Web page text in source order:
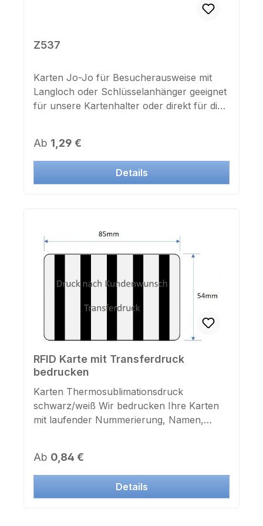
gleichen Preis Maße Druckvorlage ca. 5-6
Wochen Lieferzeit, da die Karten für Sie
bedruckt werden.
Z537
Karten Jo-Jo für Besucherausweise mit
Langloch oder Schlüsselanhänger geeignet
für unsere Kartenhalter oder direkt für die
MetallrahmenSchwarz / Silber
Regulärer Preis:
Ab 1,29 €
Details
RFID Karte mit Transferdruck
bedrucken
Karten Thermosublimationsdruck
schwarz/weiß Wir bedrucken Ihre Karten
mit laufender Nummerierung, Namen,
Firmen- oder Gästekarten.Nur für dünne
Karten bis 1mm geeignet z.b. alle K600
Minikarten und K608 können mit diesem
Regulärer Preis:
Ab 0,84 €
Details